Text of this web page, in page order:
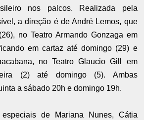
nos palcos. Realizada pela
a direção é de André Lemos, que
no Teatro Armando Gonzaga em
em cartaz até domingo (29) e
no Teatro Glaucio Gill em
(2) até domingo (5). Ambas
a sábado 20h e domingo 19h.
de Mariana Nunes, Cátia